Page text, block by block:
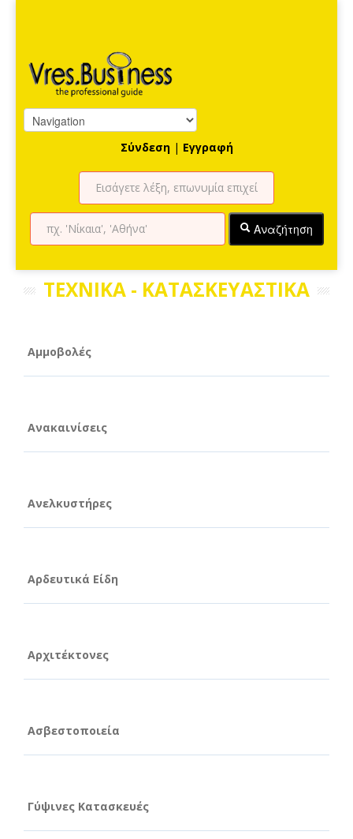
Σύνδεση | Εγγραφή
Αναζήτηση
ΤΕΧΝΙΚΑ - ΚΑΤΑΣΚΕΥΑΣΤΙΚΑ
Αμμοβολές
Ανακαινίσεις
Ανελκυστήρες
Αρδευτικά Είδη
Αρχιτέκτονες
Ασβεστοποιεία
Γύψινες Κατασκευές